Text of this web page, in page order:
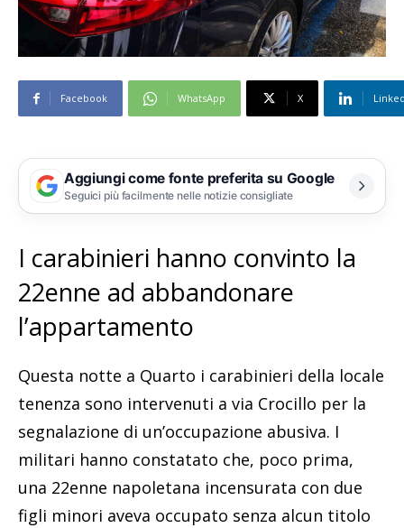
Facebook WhatsApp X
Aggiungi come fonte preferita su Google
Seguici più facilmente nelle notizie consigliate
I carabinieri hanno convinto la
22enne ad abbandonare
l’appartamento
Questa notte a Quarto i carabinieri della locale
tenenza sono intervenuti a via Crocillo per la
segnalazione di un’occupazione abusiva. I
militari hanno constatato che, poco prima,
una 22enne napoletana incensurata con due
figli minori aveva occupato senza alcun titolo